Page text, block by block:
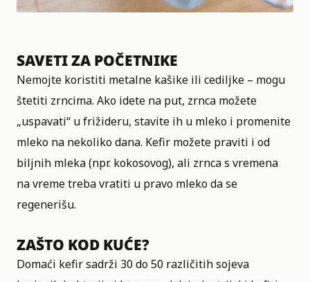
SAVETI ZA POČETNIKE
Nemojte koristiti metalne kašike ili cediljke – mogu
štetiti zrncima. Ako idete na put, zrnca možete
„uspavati“ u frižideru, stavite ih u mleko i promenite
mleko na nekoliko dana. Kefir možete praviti i od
biljnih mleka (npr. kokosovog), ali zrnca s vremena
na vreme treba vratiti u pravo mleko da se
regenerišu.
ZAŠTO KOD KUĆE?
Domaći kefir sadrži 30 do 50 različitih sojeva